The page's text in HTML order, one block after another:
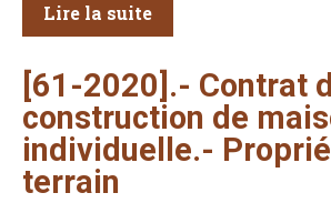
Lire la suite
[61-2020].- Contrat
construction de
individuelle.-
terrain